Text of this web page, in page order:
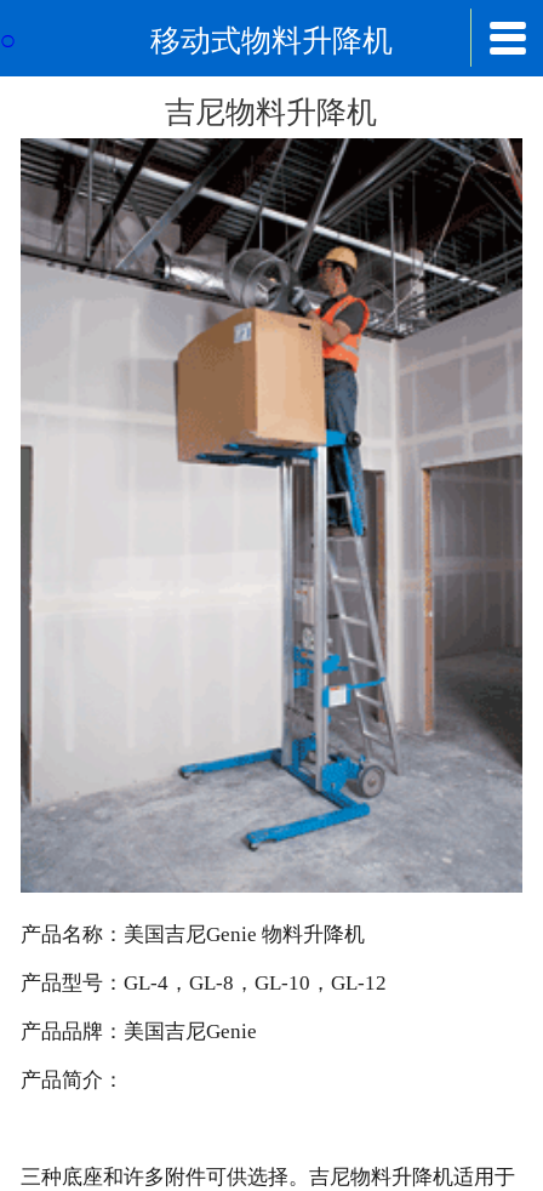

关于我们
人才招聘
资质认证
新闻中心
公司新闻
公司公告
方案产品
移动式物料升降机
单桅柱高空作业平台
双桅柱高空作业平台
剪叉型高空作业平台
曲臂型高空作业平台
直臂型高空作业平台
拖车式高空作业平台
伸缩式叉装机
拖车式灯塔
铁路专用高空作业平台
剪叉型高空作业平台
 移动式物料升降机 
吉尼物料升降机
产品名称：美国吉尼Genie 物料升降机
产品型号：GL-4，GL-8，GL-10，GL-12
产品品牌：美国吉尼Genie
产品简介：
三种底座和许多附件可供选择。吉尼物料升降机适用于